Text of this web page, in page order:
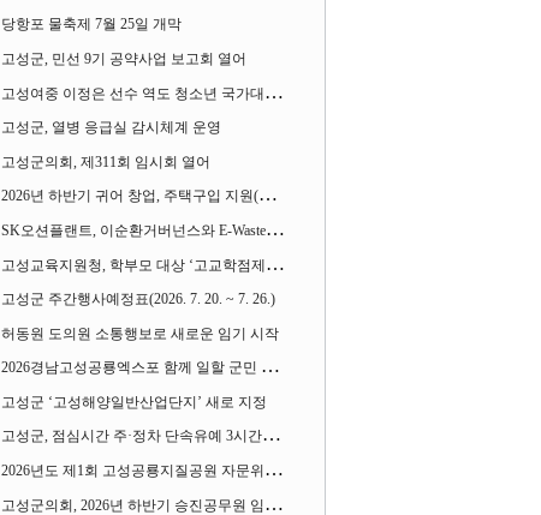
당항포 물축제 7월 25일 개막
고성군, 민선 9기 공약사업 보고회 열어
고성여중 이정은 선수 역도 청소년 국가대표에 뽑혀
고성군, 열병 응급실 감시체계 운영
고성군의회, 제311회 임시회 열어
2026년 하반기 귀어 창업, 주택구입 지원(융자) 사업대상자 모집
SK오션플랜트, 이순환거버넌스와 E-Waste Zero 업무협약
고성교육지원청, 학부모 대상 ‘고교학점제와 대입제도 설명회’ 열어
고성군 주간행사예정표(2026. 7. 20. ~ 7. 26.)
허동원 도의원 소통행보로 새로운 임기 시작
2026경남고성공룡엑스포 함께 일할 군민 모집
고성군 ‘고성해양일반산업단지’ 새로 지정
고성군, 점심시간 주·정차 단속유예 3시간으로 확대
2026년도 제1회 고성공룡지질공원 자문위원회 열어
고성군의회, 2026년 하반기 승진공무원 임용장 수여